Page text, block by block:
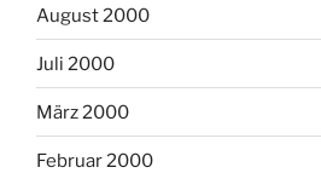
August 2000
Juli 2000
März 2000
Februar 2000